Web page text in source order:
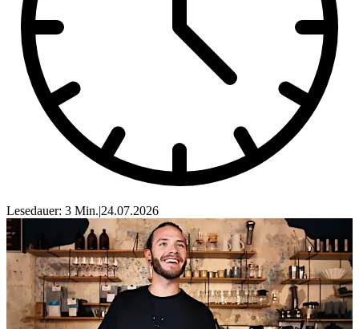
Lesedauer: 3 Min.|24.07.2026